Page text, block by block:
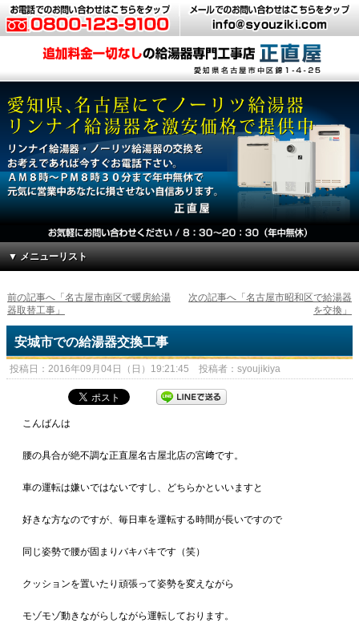
▼ メニューリスト
前の記事へ「名古屋市南区で暖房給湯
器取替工事」
次の記事へ「名古屋市昭和区で給湯器
を交換」
安城市での給湯器交換工事
投稿日：2016年09月04日（日）19:21:45 投稿者：syoujikiya
こんばんは
腰の具合が絶不調な正直屋名古屋北店の宮﨑です。
車の運転は嫌いではないですし、どちらかといいますと
好きな方なのですが、毎日車を運転する時間が長いですので
同じ姿勢で腰が固まりバキバキです（笑）
クッションを置いたり頑張って姿勢を変えながら
モゾモゾ動きながらしながら運転しております。